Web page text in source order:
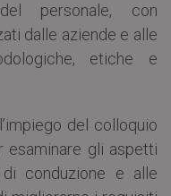
personale, con
dalle aziende e alle
etiche e
del colloquio
esaminare gli aspetti
conduzione e alle